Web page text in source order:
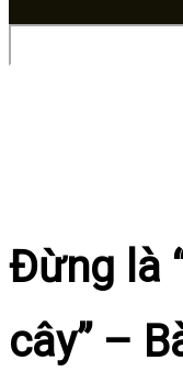
Đừng là
cây” –